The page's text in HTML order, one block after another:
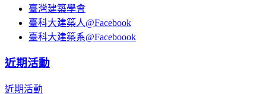
臺灣建築學會
臺科大建築人@Facebook
臺科大建築系@Faceboook
近期活動
近期活動